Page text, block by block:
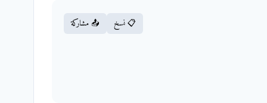
📋 نسخ 📤 مشاركة